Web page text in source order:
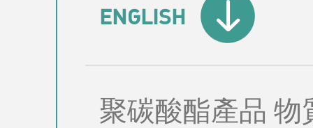
ENGLISH
聚碳酸酯產品 物